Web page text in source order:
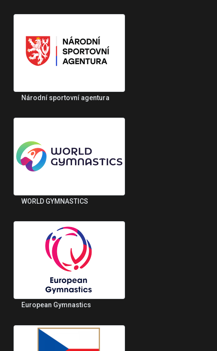
Národní sportovní agentura
WORLD GYMNASTICS
European Gymnastics